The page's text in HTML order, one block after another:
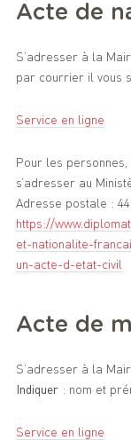
Acte de
S’adresser à la
par courrier il vous
Service en ligne
Pour les personnes,
s’adresser au
Adresse postale :
https://
et-nationalite-
un-acte-d-etat-civil
Acte de
S’adresser à la
Indiquer: nom et
Service en ligne